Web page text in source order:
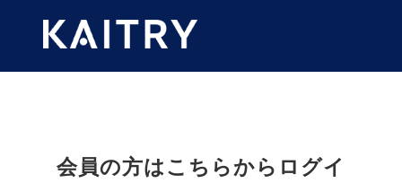
会員の方はこちらからログイ